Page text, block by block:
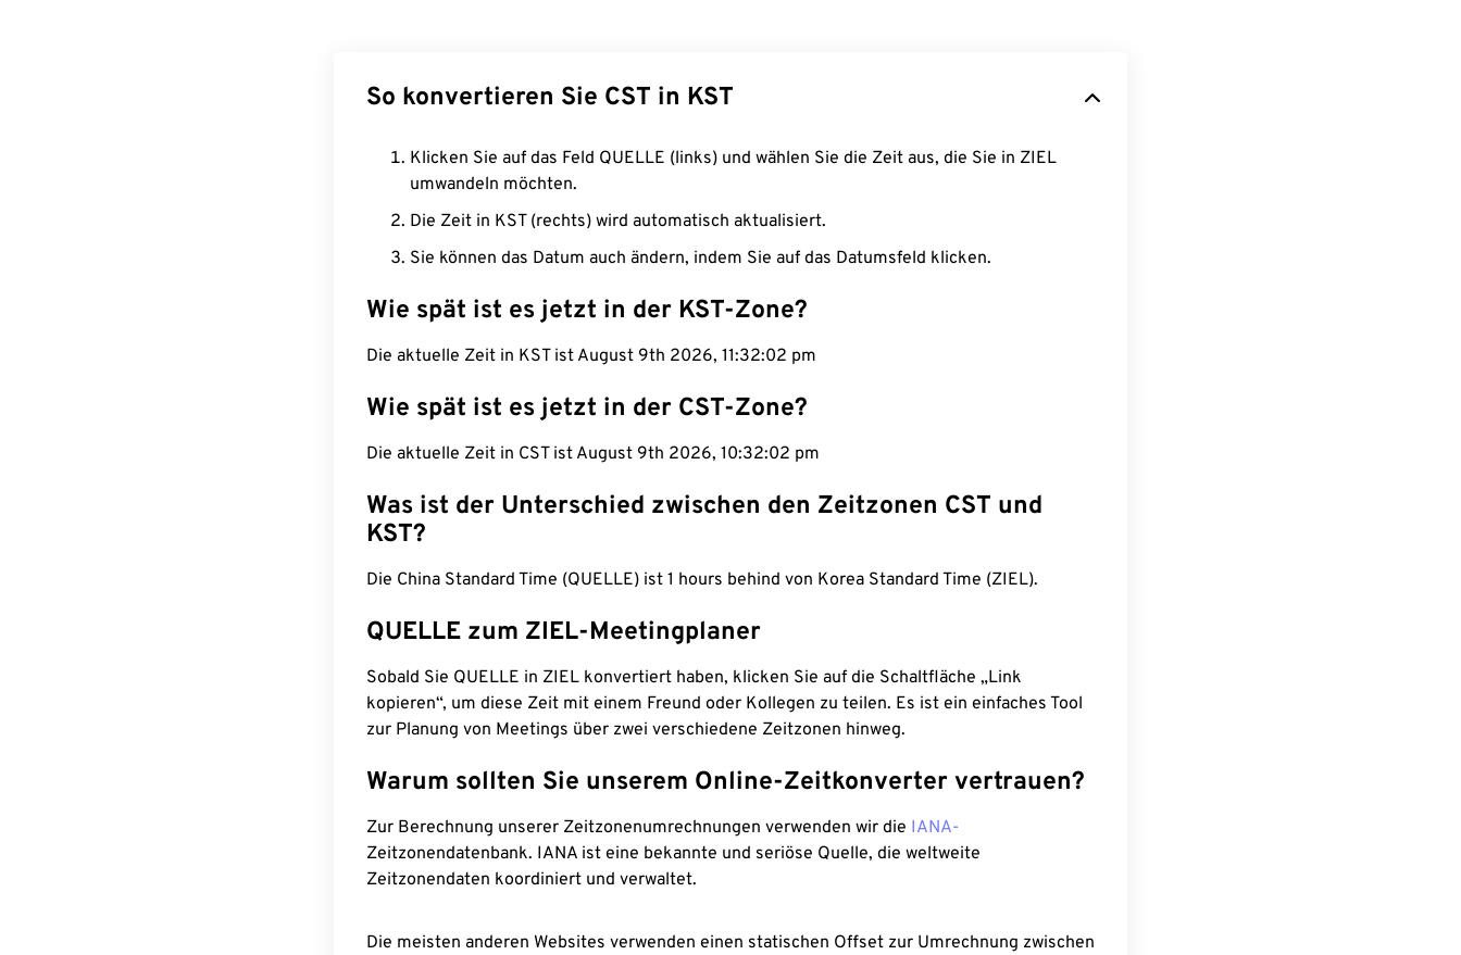
So konvertieren Sie CST in KST
Klicken Sie auf das Feld QUELLE (links) und wählen Sie die Zeit aus, die Sie in ZIEL
umwandeln möchten.
Die Zeit in KST (rechts) wird automatisch aktualisiert.
Sie können das Datum auch ändern, indem Sie auf das Datumsfeld klicken.
Wie spät ist es jetzt in der KST-Zone?
Die aktuelle Zeit in KST ist August 9th 2026, 11:32:03 pm
Wie spät ist es jetzt in der CST-Zone?
Die aktuelle Zeit in CST ist August 9th 2026, 10:32:03 pm
Was ist der Unterschied zwischen den Zeitzonen CST und
KST?
Die China Standard Time (QUELLE) ist 1 hours behind von Korea Standard Time (ZIEL).
QUELLE zum ZIEL-Meetingplaner
Sobald Sie QUELLE in ZIEL konvertiert haben, klicken Sie auf die Schaltfläche „Link
kopieren“, um diese Zeit mit einem Freund oder Kollegen zu teilen. Es ist ein einfaches Tool
zur Planung von Meetings über zwei verschiedene Zeitzonen hinweg.
Warum sollten Sie unserem Online-Zeitkonverter vertrauen?
Zur Berechnung unserer Zeitzonenumrechnungen verwenden wir die IANA-
Zeitzonendatenbank. IANA ist eine bekannte und seriöse Quelle, die weltweite
Zeitzonendaten koordiniert und verwaltet.
Die meisten anderen Websites verwenden einen statischen Offset zur Umrechnung zwischen